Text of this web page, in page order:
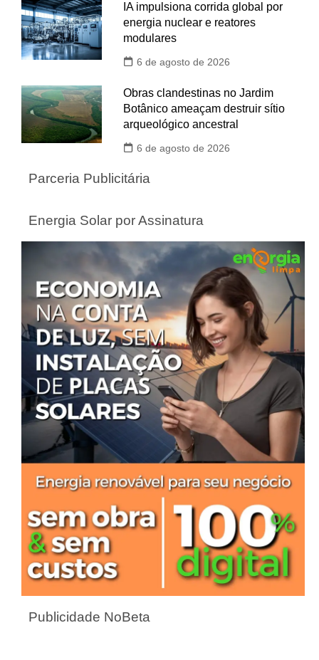
IA impulsiona corrida global por
energia nuclear e reatores
modulares
6 de agosto de 2026
Obras clandestinas no Jardim
Botânico ameaçam destruir sítio
arqueológico ancestral
6 de agosto de 2026
Parceria Publicitária
Energia Solar por Assinatura
Publicidade NoBeta